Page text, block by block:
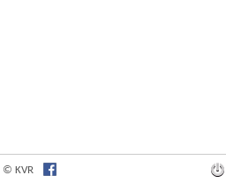
© KVR